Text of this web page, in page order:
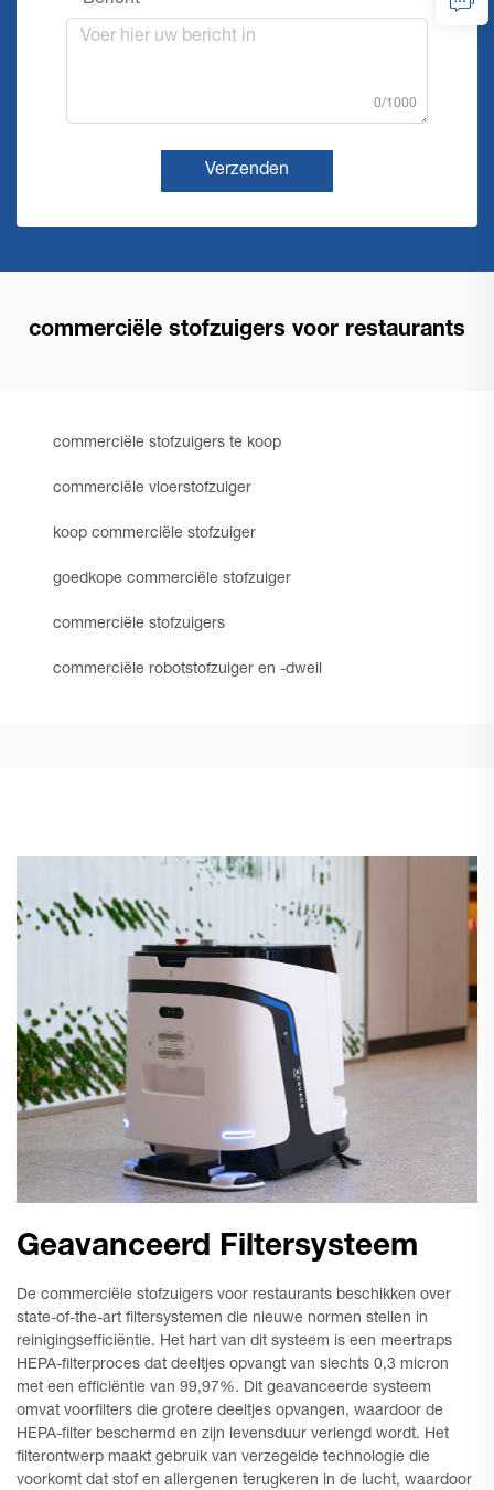
0/1000
Verzenden
commerciële stofzuigers voor restaurants
commerciële stofzuigers te koop
commerciële vloerstofzuiger
koop commerciële stofzuiger
goedkope commerciële stofzuiger
commerciële stofzuigers
commerciële robotstofzuiger en -dweil
Geavanceerd Filtersysteem
De commerciële stofzuigers voor restaurants beschikken over
state-of-the-art filtersystemen die nieuwe normen stellen in
reinigingsefficiëntie. Het hart van dit systeem is een meertraps
HEPA-filterproces dat deeltjes opvangt van slechts 0,3 micron
met een efficiëntie van 99,97%. Dit geavanceerde systeem
omvat voorfilters die grotere deeltjes opvangen, waardoor de
HEPA-filter beschermd en zijn levensduur verlengd wordt. Het
filterontwerp maakt gebruik van verzegelde technologie die
voorkomt dat stof en allergenen terugkeren in de lucht, waardoor